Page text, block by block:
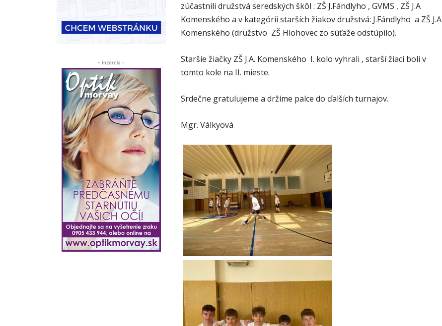
- Inzercia -
zúčastnili družstvá seredských škôl : ZŠ J.Fándlyho , GVMS , ZŠ J.A
Komenského a v kategórii starších žiakov družstvá: J.Fándlyho a ZŠ J.A
Komenského (družstvo ZŠ Hlohovec zo súťaže odstúpilo).
Staršie žiačky ZŠ J.A. Komenského I. kolo vyhrali , starší žiaci boli v
tomto kole na II. mieste.
Srdečne gratulujeme a držíme palce do ďalších turnajov.
Mgr. Válkyová